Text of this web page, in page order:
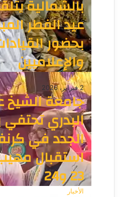
بالشمالية
عيد الفطر
بحضور
والإعلاميين
الأخبار
2 فبراير، 2026
جامعة الشيخ
البدري تحتفي
الجدد في
استقبال
23 و24
الأخبار